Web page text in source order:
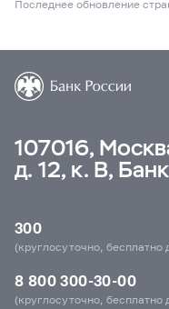
Последнее обновление
107016,
д. 12, к. В,
300
(круглосуточно,
8 800 300-30-00
(круглосуточно, бесплатно